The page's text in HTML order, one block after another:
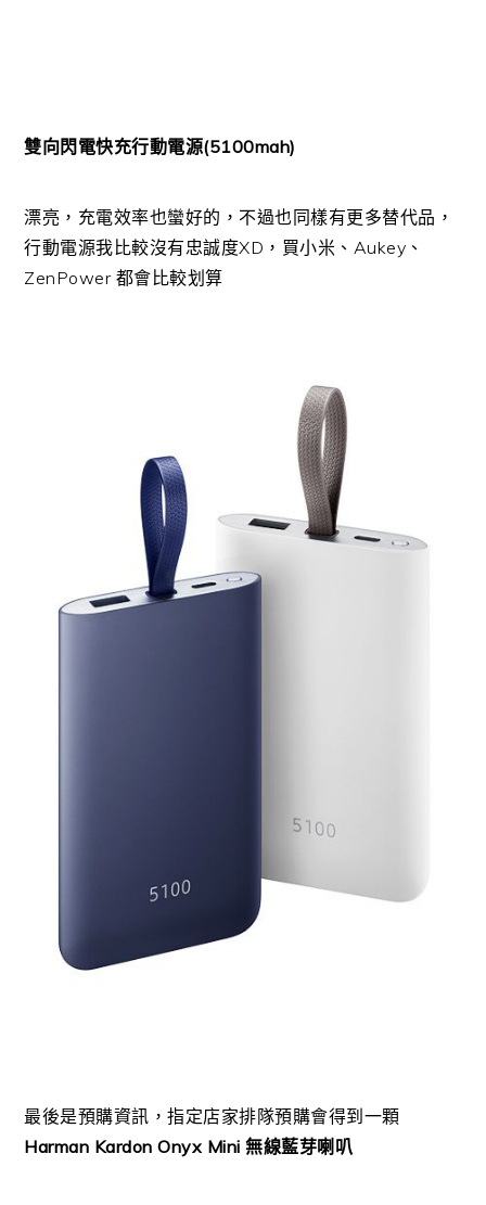
雙向閃電快充行動電源(5100mah)
漂亮，充電效率也蠻好的，不過也同樣有更多替代品，
行動電源我比較沒有忠誠度XD，買小米、Aukey、
ZenPower 都會比較划算
最後是預購資訊，指定店家排隊預購會得到一顆
Harman Kardon Onyx Mini 無線藍芽喇叭